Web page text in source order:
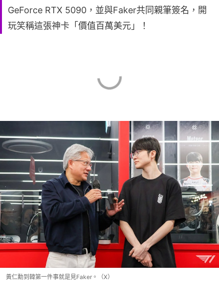
GeForce RTX 5090，並與Faker共同親筆簽名，開
玩笑稱這張神卡「價值百萬美元」！
黃仁勳到韓第一件事就是見Faker。（X）